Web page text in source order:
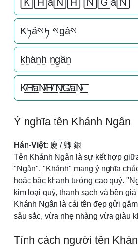
🄺🄷á🄽🄷 🄽🄶â🄽
Kཏáསཏ སgâས
k̠h̠án̠h̠ n̠g̠ân̠
K̸͟͞H̸͟͞áN̸͟͞H̸͟͞ N̸͟͞G̸͟͞âN̸͟͞
Ý nghĩa tên Khánh Ngân
Hán-Việt: 慶 / 卿 銀
Tên Khánh Ngân là sự kết hợp
"Ngân". "Khánh" mang ý nghĩa
hoặc bậc khanh tướng cao quý.
kim loại quý, thanh sạch và bền
Khánh Ngân là cái tên đẹp gửi
sâu sắc, vừa nhẹ nhàng vừa giàu
Tính cách người tên